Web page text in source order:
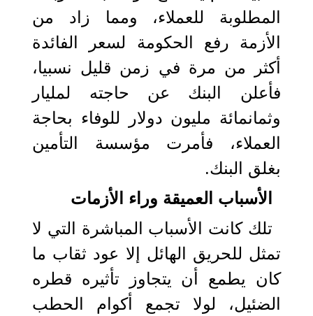
المطلوبة للعملاء، ومما زاد من
الأزمة رفع الحكومة لسعر الفائدة
أكثر من مرة في زمن قليل نسبيا،
فأعلن البنك عن حاجته لمليار
وثمانمائة مليون دولار للوفاء بحاجة
العملاء، فأمرت مؤسسة التأمين
بغلق البنك.
الأسباب العميقة وراء الأزمات
تلك كانت الأسباب المباشرة التي لا
تمثل للحريق الهائل إلا عود ثقاب ما
كان يطمع أن يتجاوز تأثيره قطره
الضئيل، لولا تجمع أكوام الحطب